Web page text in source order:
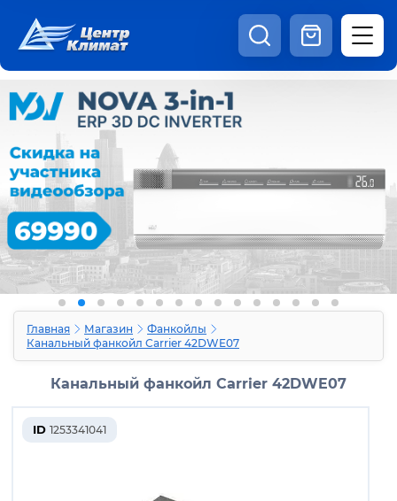
Каталог
Статьи
Наши работы Отзывы
Доставка и оплата Оферта
Контакты
8:00 - 20:00 Шоурум
Главная Магазин
Фанкойлы
Канальный фанкойл Carrier 42DWE07
Канальный фанкойл Carrier 42DWE07
ID 1253341041